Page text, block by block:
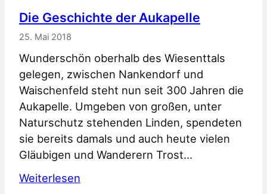
Die Geschichte der Aukapelle
25. Mai 2018
Wunderschön oberhalb des Wiesenttals
gelegen, zwischen Nankendorf und
Waischenfeld steht nun seit 300 Jahren die
Aukapelle. Umgeben von großen, unter
Naturschutz stehenden Linden, spendeten
sie bereits damals und auch heute vielen
Gläubigen und Wanderern Trost…
Weiterlesen